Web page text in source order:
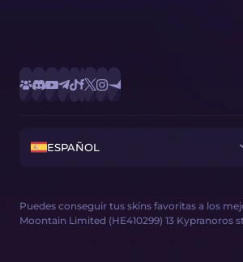
Puedes conseguir tus skins favoritas a los
Moontain Limited (HE410299) 13 Kypranoros
ESPAÑOL